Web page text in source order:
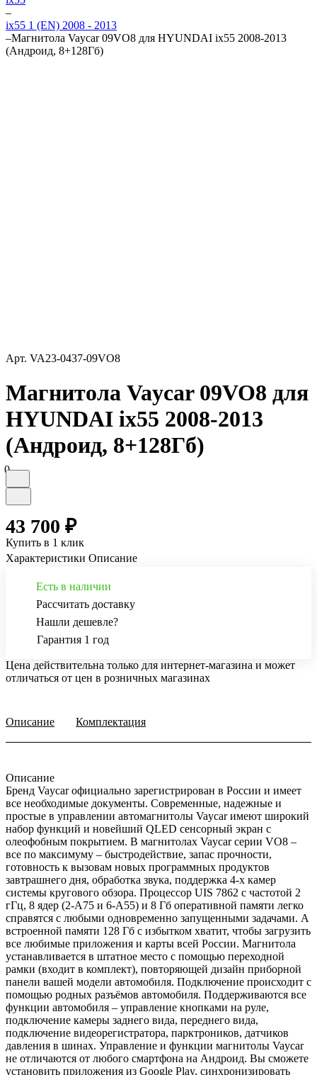
–
ix55 1 (EN) 2008 - 2013
–Магнитола Vaycar 09VO8 для HYUNDAI ix55 2008-2013
(Андроид, 8+128Гб)
Арт. VA23-0437-09VO8
Магнитола Vaycar 09VO8 для
HYUNDAI ix55 2008-2013
(Андроид, 8+128Гб)
0
43 700 ₽
Купить в 1 клик
Характеристики Описание
Есть в наличии
Рассчитать доставку
Нашли дешевле?
Гарантия 1 год
Цена действительна только для интернет-магазина и может
отличаться от цен в розничных магазинах
Описание Комплектация
Описание
Бренд Vaycar официально зарегистрирован в России и имеет
все необходимые документы. Современные, надежные и
простые в управлении автомагнитолы Vaycar имеют широкий
набор функций и новейший QLED сенсорный экран с
олеофобным покрытием. В магнитолах Vaycar серии VО8 –
все по максимуму – быстродействие, запас прочности,
готовность к вызовам новых программных продуктов
завтрашнего дня, обработка звука, поддержка 4-х камер
системы кругового обзора. Процессор UIS 7862 с частотой 2
гГц, 8 ядер (2-А75 и 6-А55) и 8 Гб оперативной памяти легко
справятся с любыми одновременно запущенными задачами. А
встроенной памяти 128 Гб с избытком хватит, чтобы загрузить
все любимые приложения и карты всей России. Магнитола
устанавливается в штатное место с помощью переходной
рамки (входит в комплект), повторяющей дизайн приборной
панели вашей модели автомобиля. Подключение происходит с
помощью родных разъёмов автомобиля. Поддерживаются все
функции автомобиля – управление кнопками на руле,
подключение камеры заднего вида, переднего вида,
подключение видеорегистратора, парктроников, датчиков
давления в шинах. Управление и функции магнитолы Vaycar
не отличаются от любого смартфона на Андроид. Вы сможете
установить приложения из Google Play, синхронизировать